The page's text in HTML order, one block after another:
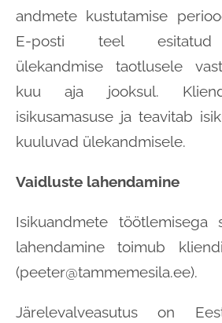
andmete kustutamise
E-posti teel esitatud
ülekandmise taotlusele
kuu aja jooksul.
isikusamasuse ja teavitab
kuuluvad ülekandmisele.
Vaidluste lahendamine
Isikuandmete töötlemisega
lahendamine toimub
(peeter@tammemesila.ee).
Järelevalveasutus on